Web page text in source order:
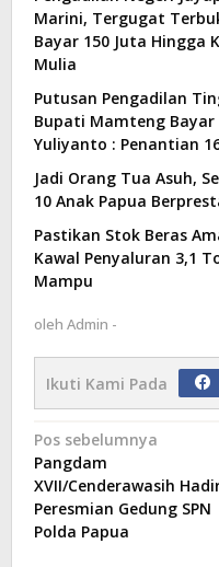
Marini, Tergugat
Bayar 150 Juta Hingga
Mulia
Putusan Pengadilan
Bupati Mamteng Bayar
Yuliyanto : Penantian
Jadi Orang Tua Asuh,
10 Anak Papua
Pastikan Stok Beras
Kawal Penyaluran 3,1
Mampu
oleh Admin -
Ikuti Kami Pada
Navigasi
pos
Pos sebelumnya
Pangdam
XVII/Cenderawasih
Peresmian Gedung SPN
Polda Papua